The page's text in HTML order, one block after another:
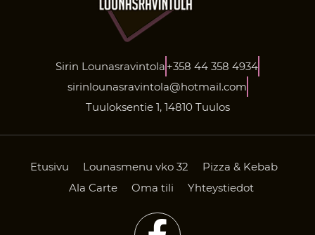
Sirin Lounasravintola +358 44 358 4934
sirinlounasravintola@hotmail.com
Tuuloksentie 1, 14810 Tuulos
Etusivu Lounasmenu vko 32
Pizza & Kebab
Ala Carte
Oma tili Yhteystiedot